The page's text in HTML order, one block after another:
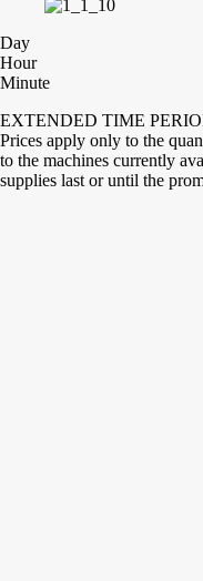
Day
Hour
Minute
EXTENDED TIME
Prices apply only to the
to the machines currently
supplies last or until the